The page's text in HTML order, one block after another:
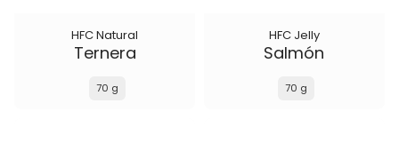
HFC Natural
Ternera
70 g
HFC Jelly
Salmón
70 g